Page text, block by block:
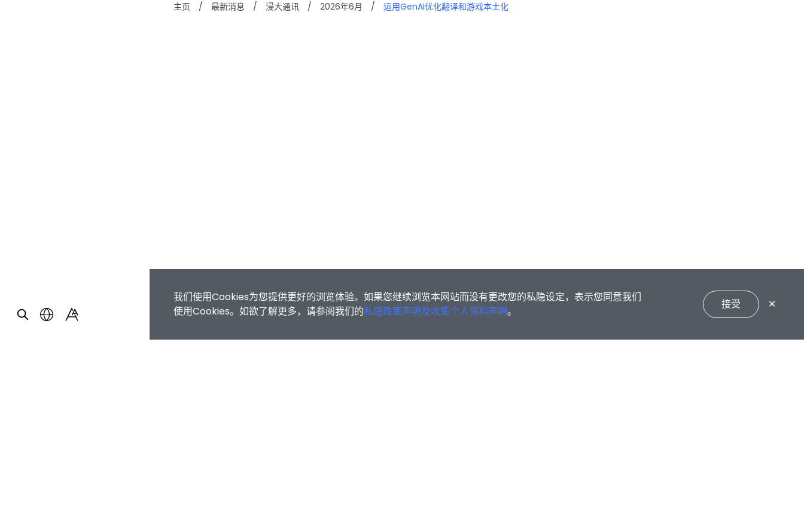
主页 / 最新消息 / 浸大通讯 / 2026年6月 / 运用GenAI优化翻译和游戏本土化
我们使用Cookies为您提供更好的浏览体验。如果您继续浏览本网站而没有更改您的私隐设定，表示您同意我们
使用Cookies。如欲了解更多，请参阅我们的私隐政策声明及收集个人资料声明。
接受 ✕